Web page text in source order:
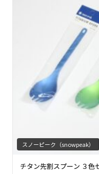
スノーピーク（snowpeak）
チタン先割スプーン ３色